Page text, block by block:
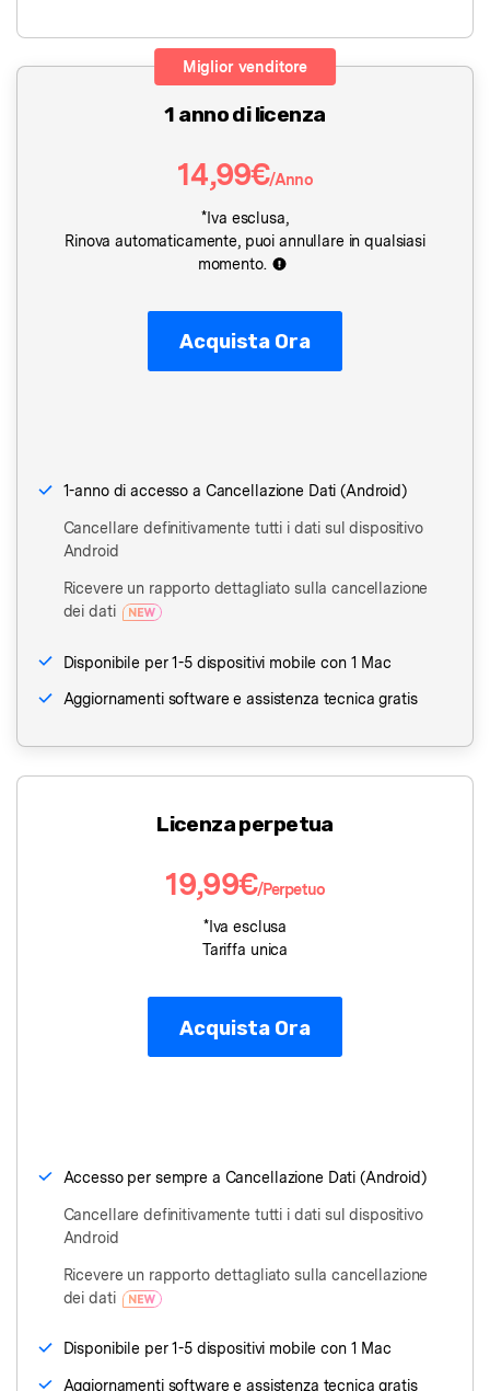
Miglior venditore
1 anno di licenza
14,99€/Anno
*Iva esclusa,
Rinova automaticamente, puoi annullare in qualsiasi
momento.
Acquista Ora
1-anno di accesso a Cancellazione Dati (Android)
Cancellare definitivamente tutti i dati sul dispositivo
Android
Ricevere un rapporto dettagliato sulla cancellazione
dei dati
Disponibile per 1-5 dispositivi mobile con 1 Mac
Aggiornamenti software e assistenza tecnica gratis
Licenza perpetua
19,99€/Perpetuo
*Iva esclusa
Tariffa unica
Acquista Ora
Accesso per sempre a Cancellazione Dati (Android)
Cancellare definitivamente tutti i dati sul dispositivo
Android
Ricevere un rapporto dettagliato sulla cancellazione
dei dati
Disponibile per 1-5 dispositivi mobile con 1 Mac
Aggiornamenti software e assistenza tecnica gratis